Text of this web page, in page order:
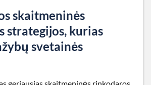
skaitmeninės
strategijos, kurias
svetainės